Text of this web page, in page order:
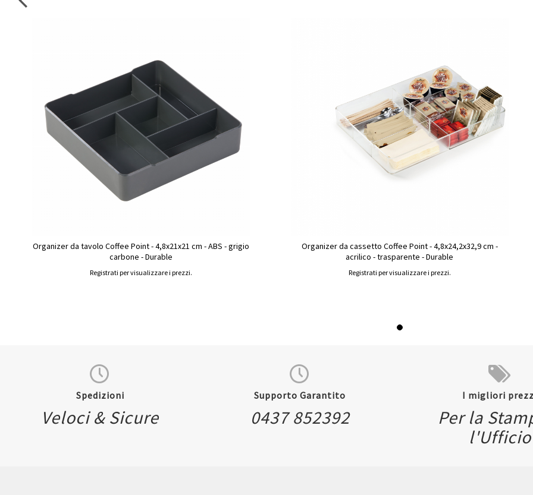
Organizer da tavolo Coffee Point - 4,8x21x21 cm - ABS - grigio
carbone - Durable
Registrati per visualizzare i prezzi.
Organizer da cassetto Coffee Point - 4,8x24,2x32,9 cm -
acrilico - trasparente - Durable
Registrati per visualizzare i prezzi.
Spedizioni
Veloci & Sicure
Supporto Garantito
0437 852392
I migliori
Per la
l'Ufficio